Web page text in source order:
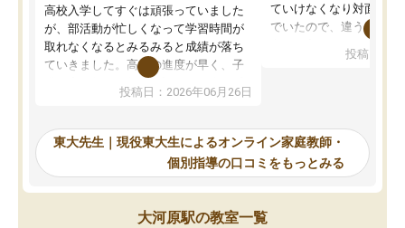
高校入学してすぐは頑張っていました
が、部活動が忙しくなって学習時間が
取れなくなるとみるみると成績が落ち
ていきました。高校の進度が早く、子
供も家に帰って勉強の話すると嫌な反
応を示します。東大先生にお願いして
れるので、親としても安心です。毎日
使える自習室とかもあり、わからない
ところがあれば先生が回答してくれる
のも重宝しています。
投稿日：2026年06月26日
ていけなくなり対面の塾
でいたので、違うアプロ
で、当初は模試でD判定
自習室が毎日使えていつ
るのが心強かったよう
謝です。
投稿日：
東大先生｜現役東大生によるオンライン家庭教師・
個別指導の口コミをもっとみる
大河原駅の教室一覧